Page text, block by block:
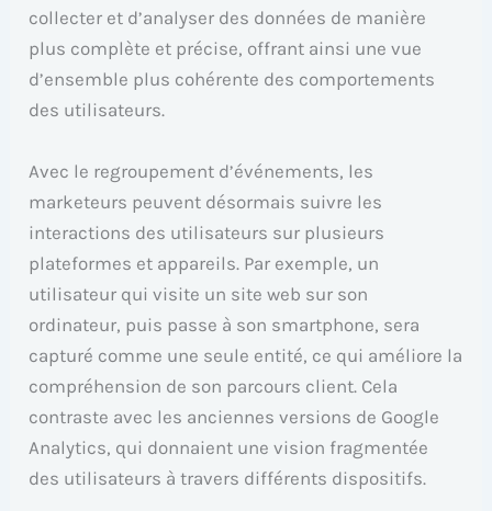
collecter et d’analyser des données de manière
plus complète et précise, offrant ainsi une vue
d’ensemble plus cohérente des comportements
des utilisateurs.
Avec le regroupement d’événements, les
marketeurs peuvent désormais suivre les
interactions des utilisateurs sur plusieurs
plateformes et appareils. Par exemple, un
utilisateur qui visite un site web sur son
ordinateur, puis passe à son smartphone, sera
capturé comme une seule entité, ce qui améliore la
compréhension de son parcours client. Cela
contraste avec les anciennes versions de Google
Analytics, qui donnaient une vision fragmentée
des utilisateurs à travers différents dispositifs.